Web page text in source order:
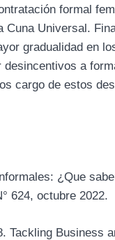
formal
Cuna Universal.
gradualidad en
a
cargo de estos
¿Que
624, octubre 2022.
Tackling Business